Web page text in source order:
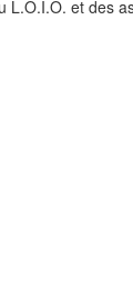
L.O.I.O. et des